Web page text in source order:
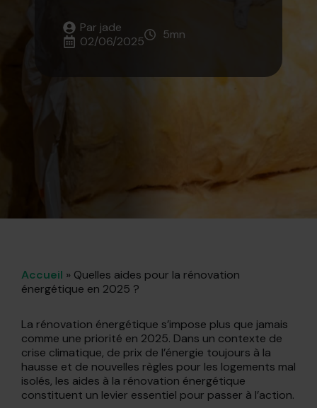
Par jade
02/06/2025
5mn
Accueil » Quelles aides pour la rénovation
énergétique en 2025 ?
La rénovation énergétique s’impose plus que jamais
comme une priorité en 2025. Dans un contexte de
crise climatique, de prix de l’énergie toujours à la
hausse et de nouvelles règles pour les logements mal
isolés, les aides à la rénovation énergétique
constituent un levier essentiel pour passer à l’action.